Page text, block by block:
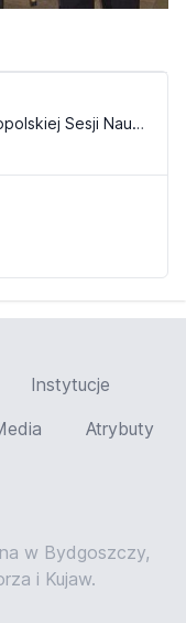
Zdjęcie wykonano podczas 9. Ogólnopolskiej Sesji Naukowej `Muzyczne wydarzenia do roku 1945` (21.04.2005)
Instytucje
Atrybuty
w Bydgoszczy,
i Kujaw.